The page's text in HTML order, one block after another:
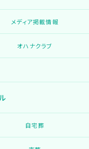
メディア掲載情報
オハナクラブ
自宅葬